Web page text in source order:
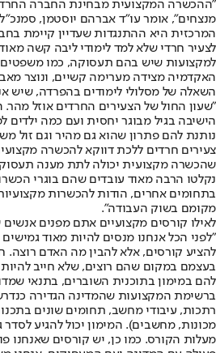
"ההכשרה המקצועית מבחינת החברה
מנצחים", אומר עו"ד אברהם יוסטמן,
המרכזית היא ההתנגדות שעדיין קיימת
לצעיר חרדי שלא למד לימודי ליבה קשה
למקצועות שיש בהם תעסוקה, כמו משפטים
האקדמיה מצידה מערימה קשיים, ונוצר
השאלה של מסלולי לימודים בהפרדה, שיש
"שעון החול של הצעירים החרדים אוזל מהר.
הישיבה בגיל מבוגר יחסית ועם כמה
נותנת להם פתרון שהוא גם מהיר וגם זול
צעירים חרדים ללכת דווקא להכשרה
שהכשרה מקצועית יכולה לתת מענה
נקלטו הרבה מאוד עובדים שהם בוגרי
בתחומים אחרים, הודות להכשרות
מקומם בשוק העבודה".
לאילו קורסים מקצועיים אתם מפנים אנשים
"לפני הכל אנחנו מנסים להיות מאוד
להציע קורסים, אלא להבין מה האדם רוצה.
בעצמם במקום שהם רוצים, שלא חייב להיות
להם במימון בתוכנית השוברים, בתנאי
ברשימת המקצועות שהמדינה הגדירה
רתכות, עיבודי מחשב, תחומים שונים
מעלות הקורס. כמו כן, יש קורסים שאנחנו